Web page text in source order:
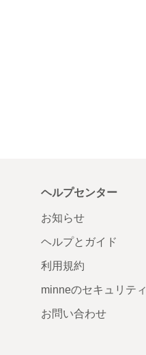
ヘルプセンター
お知らせ
ヘルプとガイド
利用規約
minneのセキュリティ
お問い合わせ